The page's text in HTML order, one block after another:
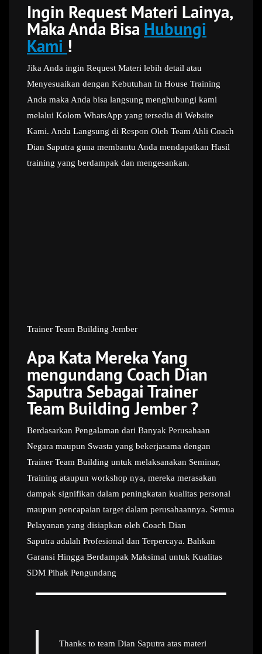
Ingin Request Materi Lainya,
Maka Anda Bisa Hubungi
Kami !
Jika Anda ingin Request Materi lebih detail atau
Menyesuaikan dengan Kebutuhan In House Training
Anda maka Anda bisa langsung menghubungi kami
melalui Kolom WhatsApp yang tersedia di Website
Kami. Anda Langsung di Respon Oleh Team Ahli Coach
Dian Saputra guna membantu Anda mendapatkan Hasil
training yang berdampak dan mengesankan.
Trainer Team Building Jember
Apa Kata Mereka Yang
mengundang Coach Dian
Saputra Sebagai Trainer
Team Building Jember ?
Berdasarkan Pengalaman dari Banyak Perusahaan
Negara maupun Swasta yang bekerjasama dengan
Trainer Team Building untuk melaksanakan Seminar,
Training ataupun workshop nya, mereka merasakan
dampak signifikan dalam peningkatan kualitas personal
maupun pencapaian target dalam perusahaannya. Semua
Pelayanan yang disiapkan oleh Coach Dian
Saputra adalah Profesional dan Terpercaya. Bahkan
Garansi Hingga Berdampak Maksimal untuk Kualitas
SDM Pihak Pengundang
Thanks to team Dian Saputra atas materi